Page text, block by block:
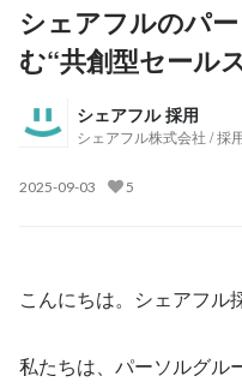
シェアフルのパ
む“共創型セール
シェアフル 採用
シェアフル株式会社 / 採
2025-09-03 5
こんにちは。シェアフル
私たちは、パーソルグル